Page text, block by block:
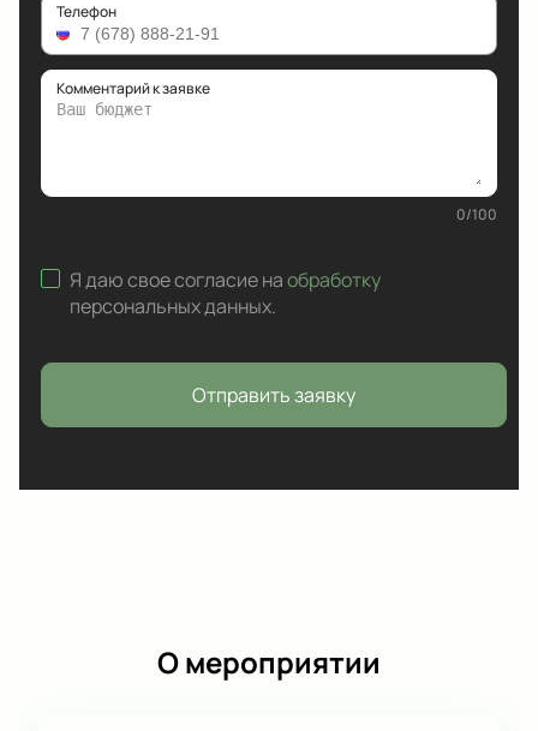
Телефон
Комментарий к заявке
0/100
Я даю свое согласие наобработку
персональных данных.
Отправить заявку
О мероприятии